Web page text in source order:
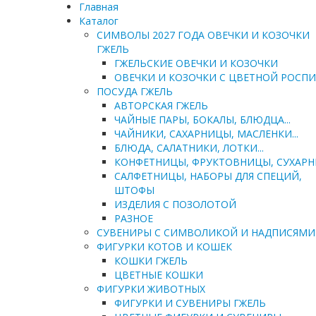
Главная
Каталог
СИМВОЛЫ 2027 ГОДА ОВЕЧКИ И КОЗОЧКИ
ГЖЕЛЬ
ГЖЕЛЬСКИЕ ОВЕЧКИ И КОЗОЧКИ
ОВЕЧКИ И КОЗОЧКИ С ЦВЕТНОЙ
ПОСУДА ГЖЕЛЬ
АВТОРСКАЯ ГЖЕЛЬ
ЧАЙНЫЕ ПАРЫ, БОКАЛЫ, БЛЮДЦА...
ЧАЙНИКИ, САХАРНИЦЫ, МАСЛЕНКИ...
БЛЮДА, САЛАТНИКИ, ЛОТКИ...
КОНФЕТНИЦЫ, ФРУКТОВНИЦЫ,
САЛФЕТНИЦЫ, НАБОРЫ ДЛЯ СПЕЦИЙ,
ШТОФЫ
ИЗДЕЛИЯ С ПОЗОЛОТОЙ
РАЗНОЕ
СУВЕНИРЫ С СИМВОЛИКОЙ И НАДПИСЯМИ
ФИГУРКИ КОТОВ И КОШЕК
КОШКИ ГЖЕЛЬ
ЦВЕТНЫЕ КОШКИ
ФИГУРКИ ЖИВОТНЫХ
ФИГУРКИ И СУВЕНИРЫ ГЖЕЛЬ